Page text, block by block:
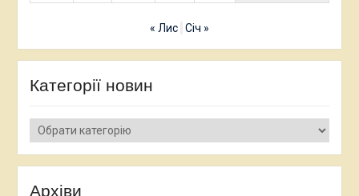
« Лис Січ »
Категорії новин
Категорії
новин
Архіви